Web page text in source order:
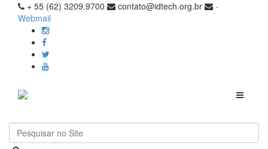
+ 55 (62) 3209.9700 contato@idtech.org.br
-
Webmail
Toggle